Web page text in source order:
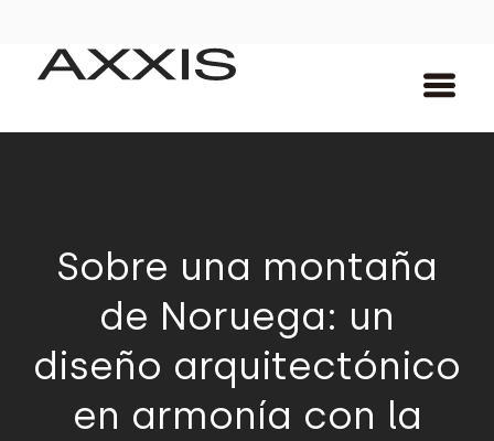
Sobre una montaña
de Noruega: un
diseño arquitectónico
en armonía con la